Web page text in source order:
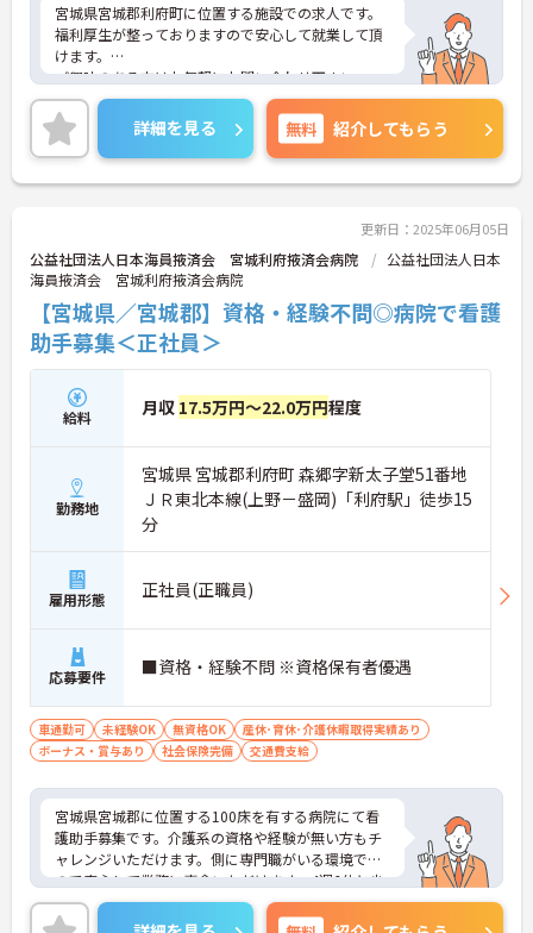
宮城県宮城郡利府町に位置する施設での求人です。
福利厚生が整っておりますので安心して就業して頂
けます。
ご興味のある方はお気軽にお問い合わせ下さい。
詳細を見る 無料 紹介してもらう
更新日：2025年06月05日
公益社団法人日本海員掖済会 宮城利府掖済会病院
公益社団法人日本
海員掖済会 宮城利府掖済会病院
【宮城県／宮城郡】資格・経験不問◎病院で看護
助手募集＜正社員＞
給料 月収 17.5万円～22.0万円程度
勤務地
宮城県 宮城郡利府町 森郷字新太子堂51番地
ＪＲ東北本線(上野－盛岡)「利府駅」徒歩15
分
雇用形態 正社員(正職員)
応募要件 ■資格・経験不問 ※資格保有者優遇
車通勤可 未経験OK 無資格OK
産休･育休･介護休暇取得実績あり
ボーナス・賞与あり
社会保険完備 交通費支給
宮城県宮城郡に位置する100床を有する病院にて看
護助手募集です。介護系の資格や経験が無い方もチ
ャレンジいただけます。側に専門職がいる環境です
ので安心して業務に専念いただけます。4週6休と少
しお休みは少なめですが、残業は少なく、メリハリ
のある勤務が可能です。ご興味ある方には、面接対